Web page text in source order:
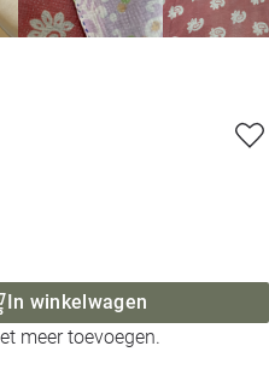
In winkelwagen
meer toevoegen.